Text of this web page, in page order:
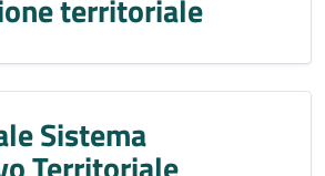
territoriale
Sistema